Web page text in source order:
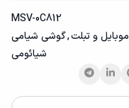
MSV-0C812
موبایل ‌‌و تبلت,گوشی شیامی
شیائومی